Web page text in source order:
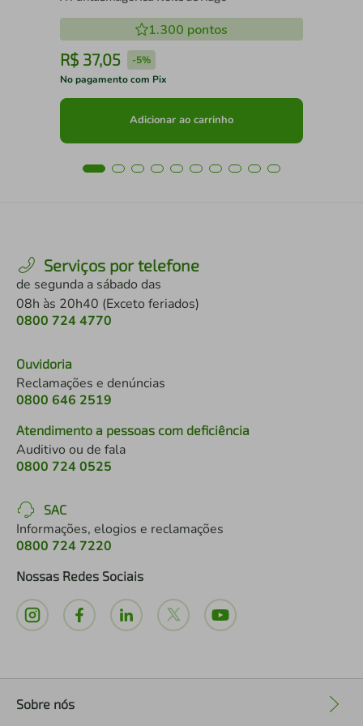
1.300 pontos
R$ 37,05 -5%
No pagamento com Pix
Adicionar ao carrinho
Serviços por telefone
de segunda a sábado das
08h às 20h40 (Exceto feriados)
0800 724 4770
Ouvidoria
Reclamações e denúncias
0800 646 2519
Atendimento a pessoas com deficiência
Auditivo ou de fala
0800 724 0525
SAC
Informações, elogios e reclamações
0800 724 7220
Nossas Redes Sociais
Sobre nós